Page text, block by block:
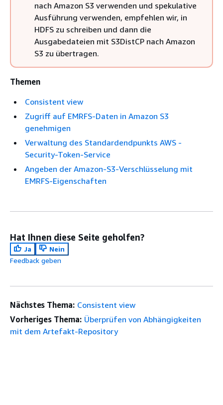
nach Amazon S3 verwenden und spekulative
Ausführung verwenden, empfehlen wir, in
HDFS zu schreiben und dann die
Ausgabedateien mit S3DistCP nach Amazon
S3 zu übertragen.
Themen
Consistent view
Zugriff auf EMRFS-Daten in Amazon S3
genehmigen
Verwaltung des Standardendpunkts AWS -
Security-Token-Service
Angeben der Amazon-S3-Verschlüsselung mit
EMRFS-Eigenschaften
Hat Ihnen diese Seite geholfen?
Ja
Nein
Feedback geben
Nächstes Thema: Consistent view
Vorheriges Thema: Überprüfen von Abhängigkeiten
mit dem Artefakt-Repository